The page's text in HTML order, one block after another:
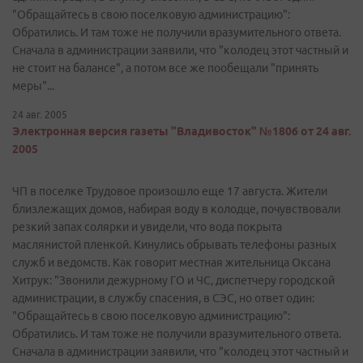
"Обращайтесь в свою поселковую администрацию":
Обратились. И там тоже не получили вразумительного ответа.
Сначала в администрации заявили, что "колодец этот частный и
не стоит на балансе", а потом все же пообещали "принять
меры"...
24 авг. 2005
Электронная версия газеты "Владивосток" №1806 от 24 авг.
2005
ЧП в поселке Трудовое произошло еще 17 августа. Жители
близлежащих домов, набирая воду в колодце, почувствовали
резкий запах солярки и увидели, что вода покрыта
маслянистой пленкой. Кинулись обрывать телефоны разных
служб и ведомств. Как говорит местная жительница Оксана
Хитрук: "Звонили дежурному ГО и ЧС, диспетчеру городской
администрации, в службу спасения, в СЭС, но ответ один:
"Обращайтесь в свою поселковую администрацию":
Обратились. И там тоже не получили вразумительного ответа.
Сначала в администрации заявили, что "колодец этот частный и